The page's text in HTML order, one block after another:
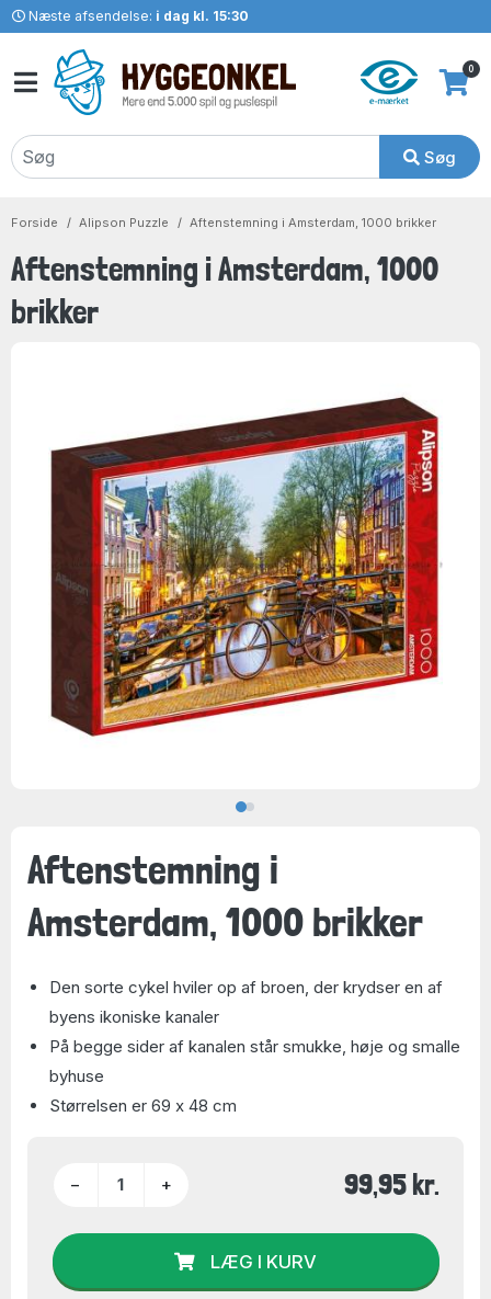
Næste afsendelse: i dag kl. 15:30
Søg
0
Forside Alipson Puzzle Aftenstemning i Amsterdam, 1000 brikker
Aftenstemning i Amsterdam, 1000
brikker
Aftenstemning i
Amsterdam, 1000 brikker
Den sorte cykel hviler op af broen, der krydser en af
byens ikoniske kanaler
På begge sider af kanalen står smukke, høje og smalle
byhuse
Størrelsen er 69 x 48 cm
− + 99,95 kr.
LÆG I KURV